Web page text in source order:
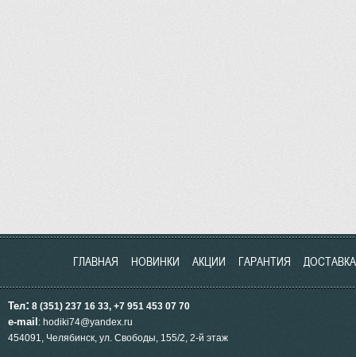
ГЛАВНАЯ НОВИНКИ АКЦИИ ГАРАНТИЯ ДОСТАВКА
Тел: 8 (351) 237 16 33, +7 951 453 07 70
e-mail : hodiki74@yandex.ru
454091, Челябинск, ул. Свободы, 155/2, 2-й этаж